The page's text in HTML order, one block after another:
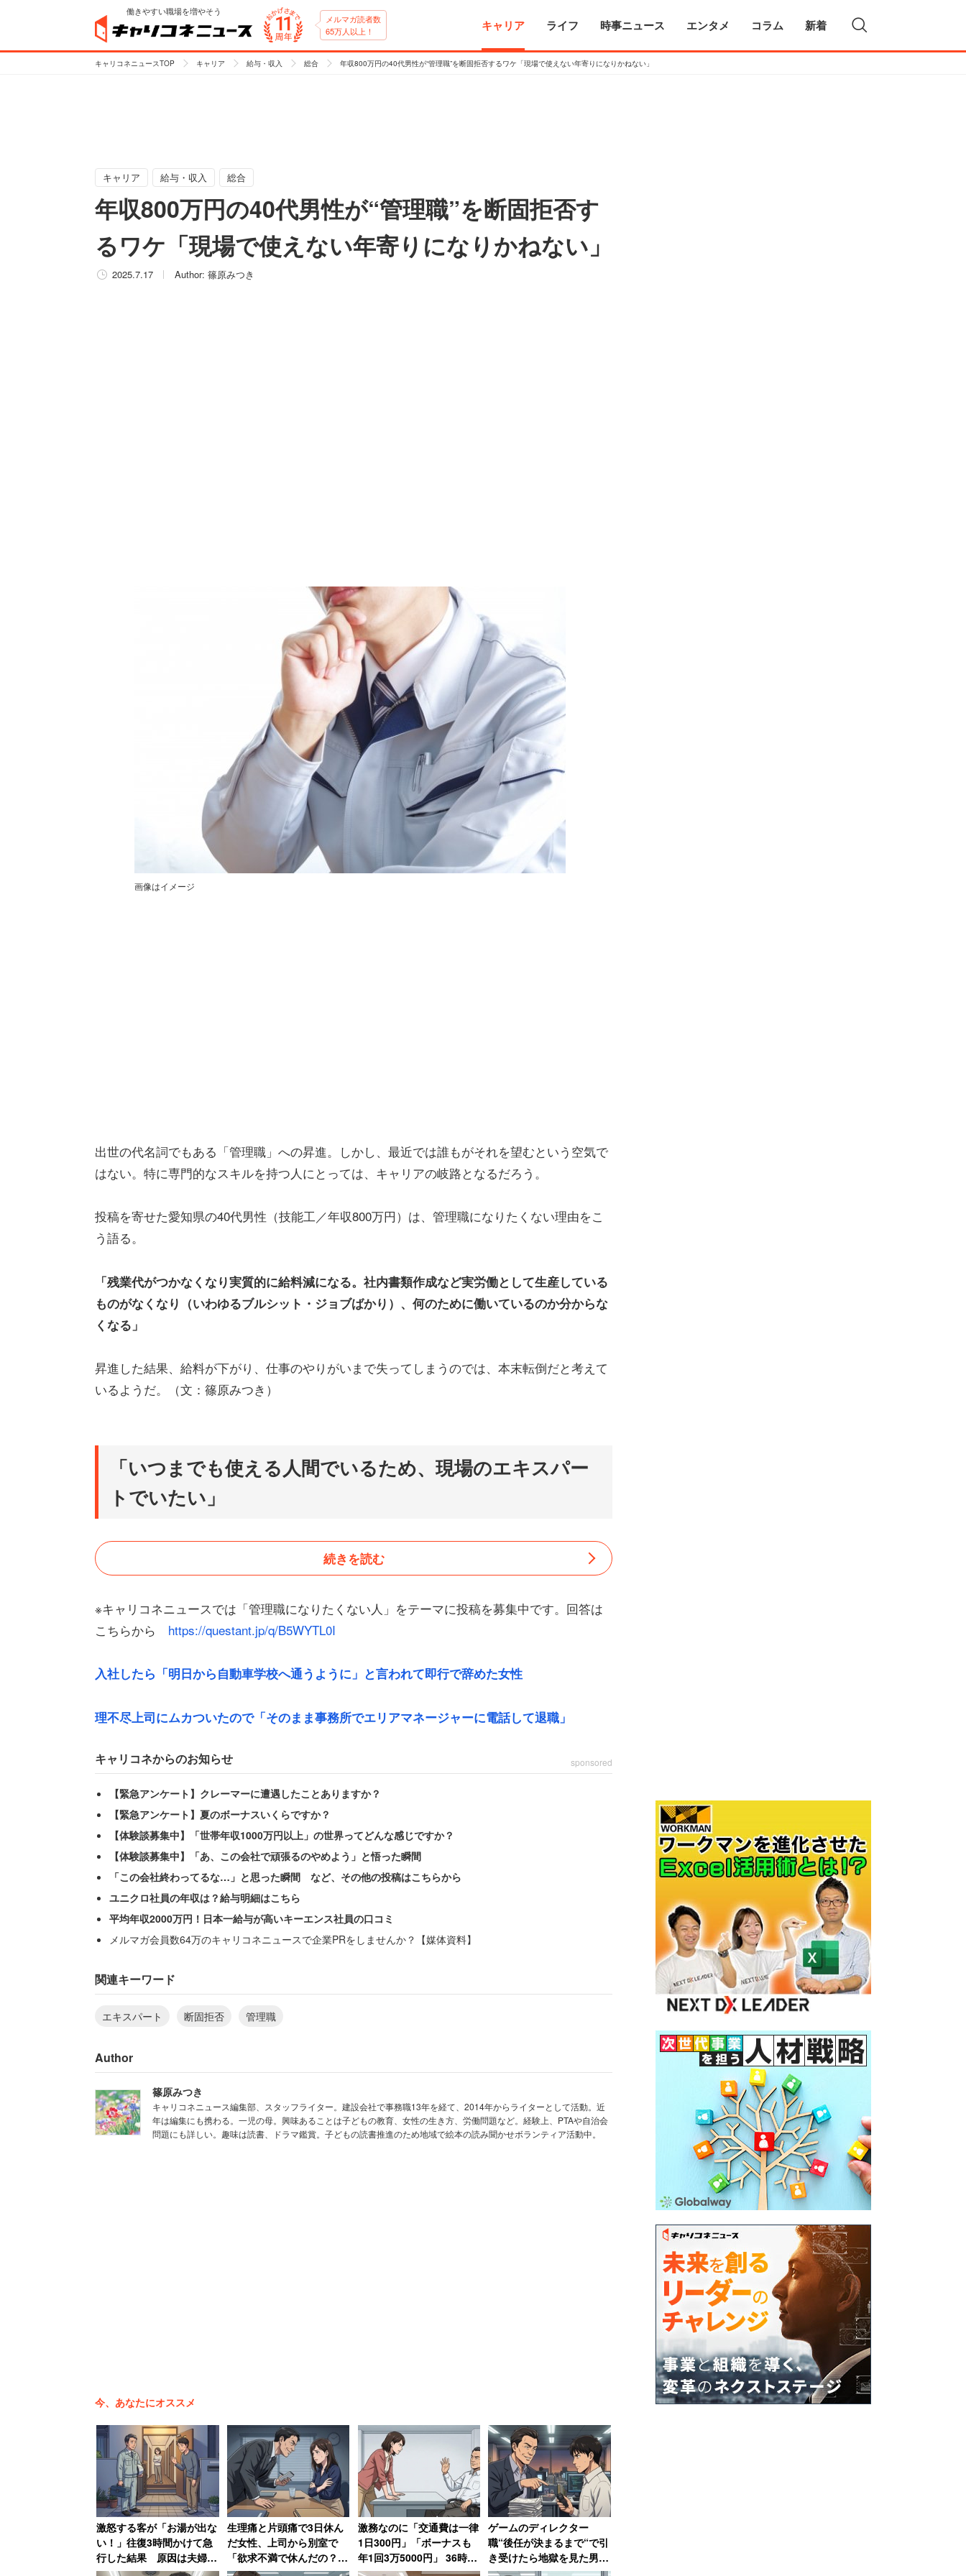
働きやすい職場を増やそう
メルマガ読者数
65万人以上！
キャリア ライフ 時事ニュース エンタメ コラム 新着
キャリコネニュースTOP キャリア 給与・収入 総合 年収800万円の40代男性が“管理職”を断固拒否するワケ「現場で使えない年寄りになりかねない」
キャリア 給与・収入 総合
年収800万円の40代男性が“管理職”を断固拒否す
るワケ「現場で使えない年寄りになりかねない」
2025.7.17 Author: 篠原みつき
画像はイメージ
出世の代名詞でもある「管理職」への昇進。しかし、最近では誰もがそれを望むという空気で
はない。特に専門的なスキルを持つ人にとっては、キャリアの岐路となるだろう。
投稿を寄せた愛知県の40代男性（技能工／年収800万円）は、管理職になりたくない理由をこ
う語る。
「残業代がつかなくなり実質的に給料減になる。社内書類作成など実労働として生産している
ものがなくなり（いわゆるブルシット・ジョブばかり）、何のために働いているのか分からな
くなる」
昇進した結果、給料が下がり、仕事のやりがいまで失ってしまうのでは、本末転倒だと考えて
いるようだ。（文：篠原みつき）
「いつまでも使える人間でいるため、現場のエキスパー
トでいたい」
男性の懸念は、目先の給料や仕事内容だけではない。技術者としての将来を見据えているから
こその思いがある。
「技術系の仕事だと現場仕事をしてなんぼの世界だと思うが、先にも書いた社内書類、社内政
治に振り回されてスキルアップできる機会がどんどん失われていき、定年再雇用となって再度
一兵隊として現場に出向くとき、ブランクがあったせいで現場で使えない年寄りになりかねな
い」
管理職として現場を離れる期間が、自身の市場価値を下げてしまうことを危惧しているのだ。
男性は、自身のキャリアについてこう結論づけていた。
肩書よりも、生涯にわたって通用するスキルを磨き続けたいという思いが伝わってくる投稿
だ。
続きを読む
※キャリコネニュースでは「管理職になりたくない人」をテーマに投稿を募集中です。回答は
こちらから https://questant.jp/q/B5WYTL0I
入社したら「明日から自動車学校へ通うように」と言われて即行で辞めた女性
理不尽上司にムカついたので「そのまま事務所でエリアマネージャーに電話して退職」
キャリコネからのお知らせ sponsored
【緊急アンケート】クレーマーに遭遇したことありますか？
【緊急アンケート】夏のボーナスいくらですか？
【体験談募集中】「世帯年収1000万円以上」の世界ってどんな感じですか？
【体験談募集中】「あ、この会社で頑張るのやめよう」と悟った瞬間
「この会社終わってるな…」と思った瞬間 など、その他の投稿はこちらから
ユニクロ社員の年収は？給与明細はこちら
平均年収2000万円！日本一給与が高いキーエンス社員の口コミ
メルマガ会員数64万のキャリコネニュースで企業PRをしませんか？【媒体資料】
関連キーワード
エキスパート 断固拒否 管理職
Author
篠原みつき
キャリコネニュース編集部、スタッフライター。建設会社で事務職13年を経て、2014年からライターとして活動。近
年は編集にも携わる。一児の母。興味あることは子どもの教育、女性の生き方、労働問題など。経験上、PTAや自治会
問題にも詳しい。趣味は読書、ドラマ鑑賞。子どもの読書推進のため地域で絵本の読み聞かせボランティア活動中。
今、あなたにオススメ
激怒する客が「お湯が出な
い！」往復3時間かけて急
行した結果 原因は夫婦喧
嘩「旦那が入浴中に奥さん
生理痛と片頭痛で3日休ん
だ女性、上司から別室で
「欲求不満で休んだの？」
とセクハラ受けて退職→そ
激務なのに「交通費は一律
1日300円」「ボーナスも
年1回3万5000円」 36時間
勤務にも疲弊して辞めた女
ゲームのディレクター
職“後任が決まるまで“で引
き受けたら地獄を見た男
性 Pに罵倒されメンタル